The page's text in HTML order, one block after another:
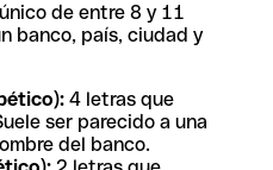
de entre 8 y 11
banco, país, ciudad y
4 letras que
ser parecido a una
del banco.